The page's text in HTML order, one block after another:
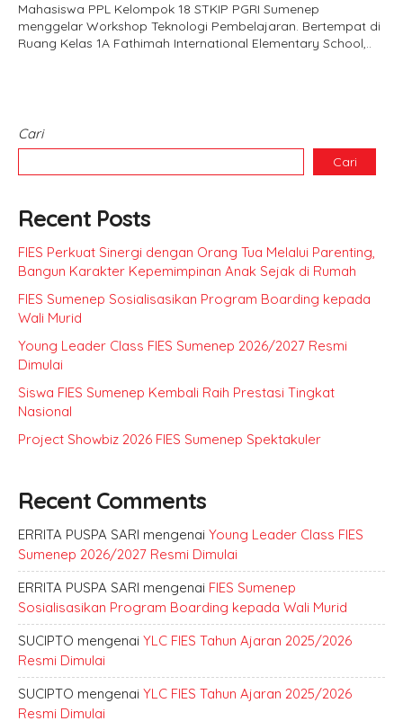
Mahasiswa PPL Kelompok 18 STKIP PGRI Sumenep
menggelar Workshop Teknologi Pembelajaran. Bertempat di
Ruang Kelas 1A Fathimah International Elementary School,..
Cari
Cari
Recent Posts
FIES Perkuat Sinergi dengan Orang Tua Melalui Parenting,
Bangun Karakter Kepemimpinan Anak Sejak di Rumah
FIES Sumenep Sosialisasikan Program Boarding kepada
Wali Murid
Young Leader Class FIES Sumenep 2026/2027 Resmi
Dimulai
Siswa FIES Sumenep Kembali Raih Prestasi Tingkat
Nasional
Project Showbiz 2026 FIES Sumenep Spektakuler
Recent Comments
ERRITA PUSPA SARI mengenai Young Leader Class FIES
Sumenep 2026/2027 Resmi Dimulai
ERRITA PUSPA SARI mengenai FIES Sumenep
Sosialisasikan Program Boarding kepada Wali Murid
SUCIPTO mengenai YLC FIES Tahun Ajaran 2025/2026
Resmi Dimulai
SUCIPTO mengenai YLC FIES Tahun Ajaran 2025/2026
Resmi Dimulai